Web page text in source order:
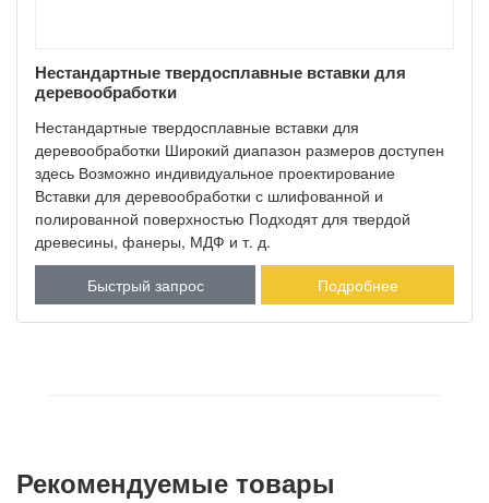
Нестандартные твердосплавные вставки для
деревообработки
Нестандартные твердосплавные вставки для
деревообработки Широкий диапазон размеров доступен
здесь Возможно индивидуальное проектирование
Вставки для деревообработки с шлифованной и
полированной поверхностью Подходят для твердой
древесины, фанеры, МДФ и т. д.
Быстрый запрос Подробнее
Рекомендуемые товары